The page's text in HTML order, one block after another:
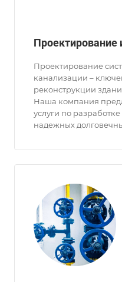
Проектирование
канализации –
реконструкции
Наша компания
услуги по
надежных